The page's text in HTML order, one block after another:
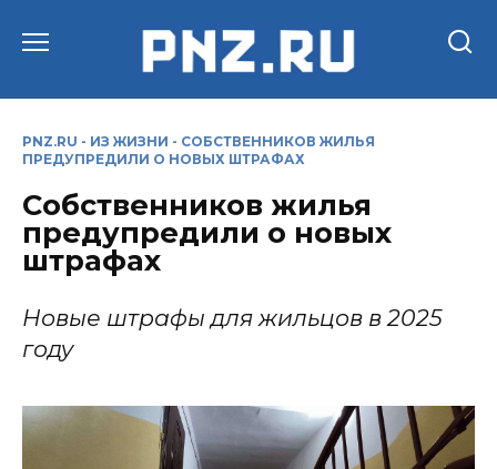
PNZ.RU - ИЗ ЖИЗНИ - СОБСТВЕННИКОВ ЖИЛЬЯ
ПРЕДУПРЕДИЛИ О НОВЫХ ШТРАФАХ
Собственников жилья
предупредили о новых
штрафах
Новые штрафы для жильцов в 2025
году